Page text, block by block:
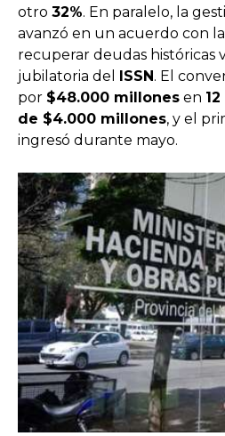
otro 32%. En paralelo, la
avanzó en un acuerdo con
recuperar deudas históricas
jubilatoria del ISSN. El
por $48.000 millones en
de $4.000 millones, y el
ingresó durante mayo.